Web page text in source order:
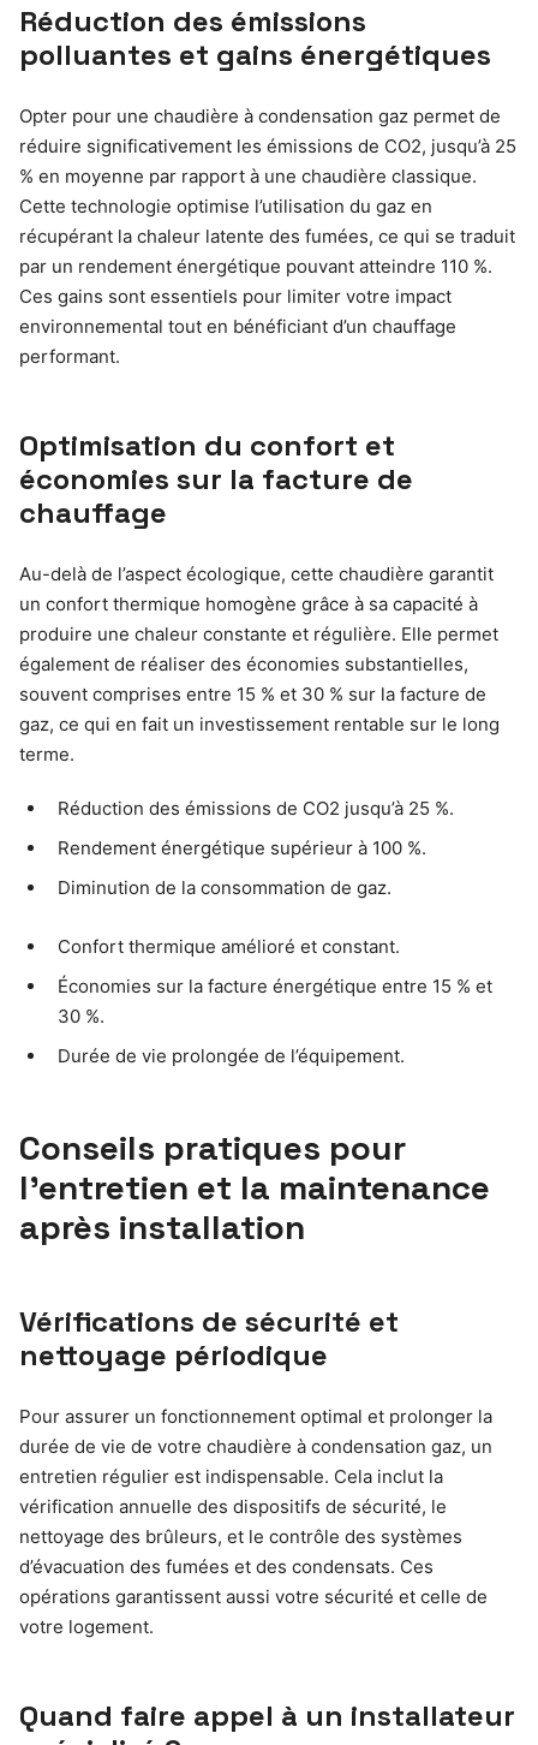
Réduction des émissions
polluantes et gains énergétiques
Opter pour une chaudière à condensation gaz permet de
réduire significativement les émissions de CO2, jusqu’à 25
% en moyenne par rapport à une chaudière classique.
Cette technologie optimise l’utilisation du gaz en
récupérant la chaleur latente des fumées, ce qui se traduit
par un rendement énergétique pouvant atteindre 110 %.
Ces gains sont essentiels pour limiter votre impact
environnemental tout en bénéficiant d’un chauffage
performant.
Optimisation du confort et
économies sur la facture de
chauffage
Au-delà de l’aspect écologique, cette chaudière garantit
un confort thermique homogène grâce à sa capacité à
produire une chaleur constante et régulière. Elle permet
également de réaliser des économies substantielles,
souvent comprises entre 15 % et 30 % sur la facture de
gaz, ce qui en fait un investissement rentable sur le long
terme.
Réduction des émissions de CO2 jusqu’à 25 %.
Rendement énergétique supérieur à 100 %.
Diminution de la consommation de gaz.
Confort thermique amélioré et constant.
Économies sur la facture énergétique entre 15 % et
30 %.
Durée de vie prolongée de l’équipement.
Conseils pratiques pour
l’entretien et la maintenance
après installation
Vérifications de sécurité et
nettoyage périodique
Pour assurer un fonctionnement optimal et prolonger la
durée de vie de votre chaudière à condensation gaz, un
entretien régulier est indispensable. Cela inclut la
vérification annuelle des dispositifs de sécurité, le
nettoyage des brûleurs, et le contrôle des systèmes
d’évacuation des fumées et des condensats. Ces
opérations garantissent aussi votre sécurité et celle de
votre logement.
Quand faire appel à un installateur